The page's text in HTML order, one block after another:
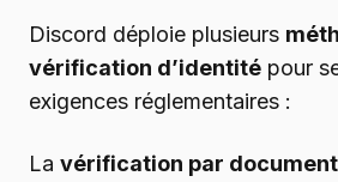
Discord déploie plusieurs
vérification d’identité pour
exigences réglementaires :
La vérification par